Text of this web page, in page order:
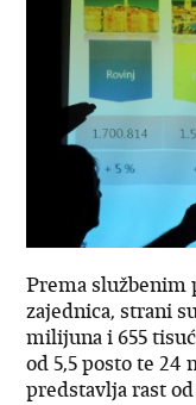
Prema službenim
zajednica, strani
milijuna i 655
od 5,5 posto te 24
predstavlja rast